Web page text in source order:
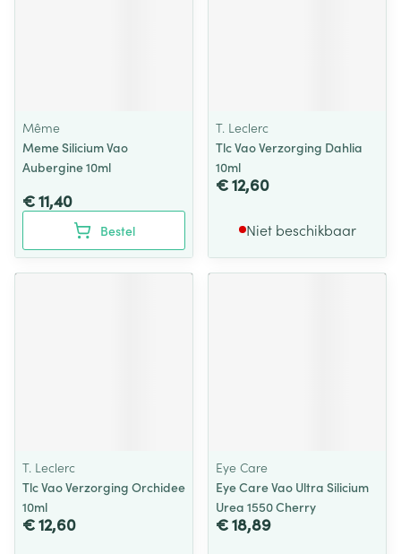
Même
Meme Silicium Vao
Aubergine 10ml
€ 11,40
Bestel
T. Leclerc
Tlc Vao Verzorging Dahlia
10ml
€ 12,60
Niet beschikbaar
T. Leclerc
Tlc Vao Verzorging Orchidee
10ml
€ 12,60
Eye Care
Eye Care Vao Ultra Silicium
Urea 1550 Cherry
€ 18,89